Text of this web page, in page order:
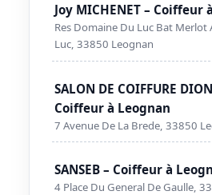
Joy MICHENET – Coiffeur
Res Domaine Du Luc Bat
Luc, 33850 Leognan
SALON DE COIFFURE
Coiffeur à Leognan
7 Avenue De La Brede, 33850
SANSEB – Coiffeur à
4 Place Du General De Gaulle,